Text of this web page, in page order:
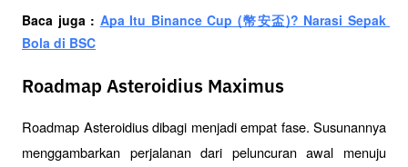
Baca juga : Apa Itu Binance Cup (幣安盃)? Narasi Sepak
Bola di BSC
Roadmap Asteroidius Maximus
Roadmap Asteroidius dibagi menjadi empat fase. Susunannya
menggambarkan perjalanan dari peluncuran awal menuju